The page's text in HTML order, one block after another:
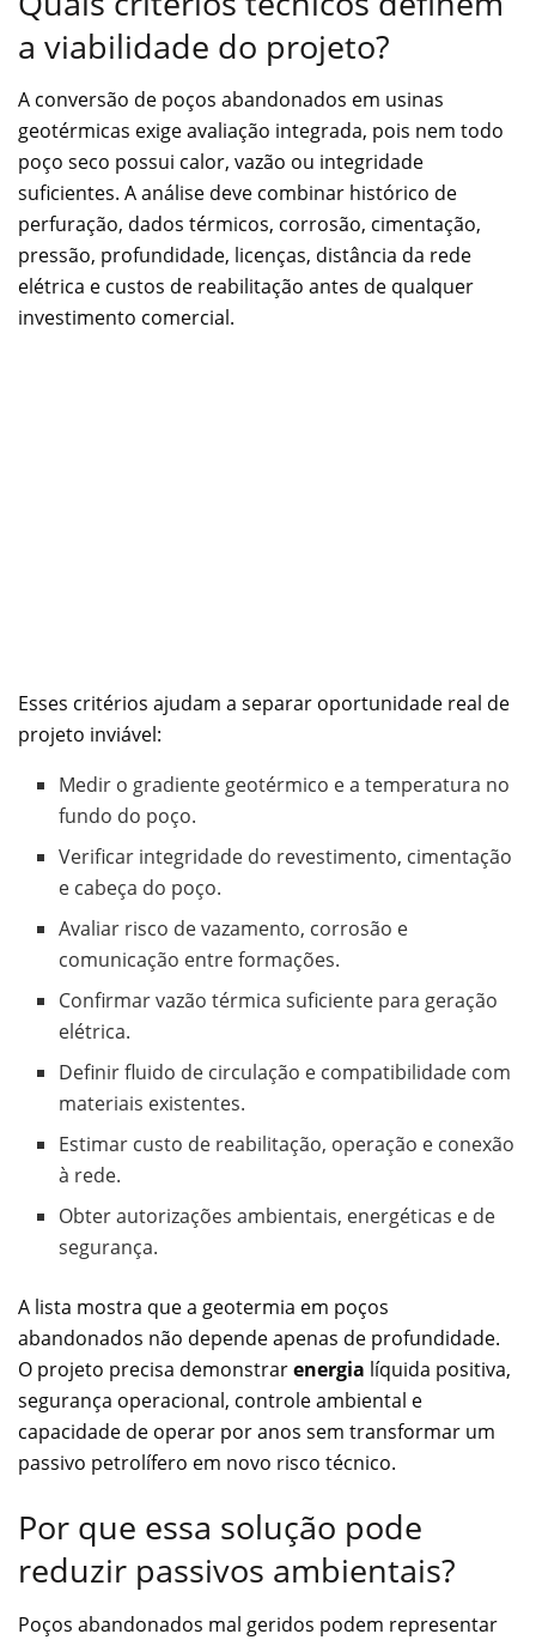
a viabilidade do projeto?
A conversão de poços abandonados em usinas
geotérmicas exige avaliação integrada, pois nem todo
poço seco possui calor, vazão ou integridade
suficientes. A análise deve combinar histórico de
perfuração, dados térmicos, corrosão, cimentação,
pressão, profundidade, licenças, distância da rede
elétrica e custos de reabilitação antes de qualquer
investimento comercial.
Esses critérios ajudam a separar oportunidade real de
projeto inviável:
Medir o gradiente geotérmico e a temperatura no
fundo do poço.
Verificar integridade do revestimento, cimentação
e cabeça do poço.
Avaliar risco de vazamento, corrosão e
comunicação entre formações.
Confirmar vazão térmica suficiente para geração
elétrica.
Definir fluido de circulação e compatibilidade com
materiais existentes.
Estimar custo de reabilitação, operação e conexão
à rede.
Obter autorizações ambientais, energéticas e de
segurança.
A lista mostra que a geotermia em poços
abandonados não depende apenas de profundidade.
O projeto precisa demonstrarenergia líquida positiva,
segurança operacional, controle ambiental e
capacidade de operar por anos sem transformar um
passivo petrolífero em novo risco técnico.
Por que essa solução pode
reduzir passivos ambientais?
Poços abandonados mal geridos podem representar